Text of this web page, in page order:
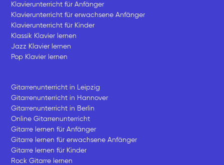
Klavierunterricht für Anfänger
Klavierunterricht für erwachsene Anfänger
Klavierunterricht für Kinder
Klassik Klavier lernen
Jazz Klavier lernen
Pop Klavier lernen
Gitarrenunterricht in Leipzig
Gitarrenunterricht in Hannover
Gitarrenunterricht in Berlin
Online Gitarrenunterricht
Gitarre lernen für Anfänger
Gitarre lernen für erwachsene Anfänger
Gitarre lernen für Kinder
Rock Gitarre lernen